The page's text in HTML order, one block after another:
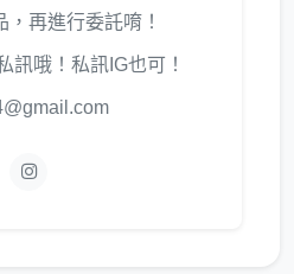
再進行委託唷！
訊哦！私訊IG也可！